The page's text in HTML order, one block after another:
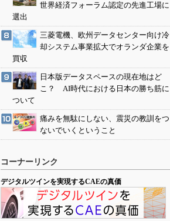
世界経済フォーラム認定の先進工場に
選出
三菱電機、欧州データセンター向け冷
却システム事業拡大でオランダ企業を
買収
日本版データスペースの現在地はど
こ？ AI時代における日本の勝ち筋に
ついて
痛みを無駄にしない、震災の教訓をつ
ないでいくということ
コーナーリンク
デジタルツインを実現するCAEの真価